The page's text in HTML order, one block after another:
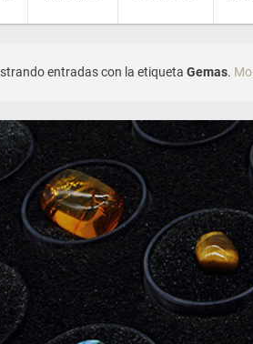
entradas con la etiqueta Gemas.